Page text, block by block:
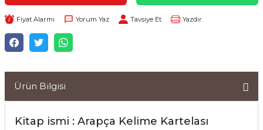
Fiyat Alarmı Yorum Yaz Tavsiye Et Yazdır
Ürün Bilgisi
Kitap ismi : Arapça Kelime Kartelası